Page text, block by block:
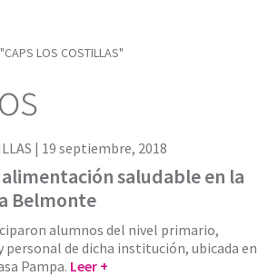
LOS COSTILLAS"
| 19 septiembre, 2018
saludable en la
Belmonte
alumnos del nivel primario,
personal de dicha institución, ubicada en
Pampa. Leer +